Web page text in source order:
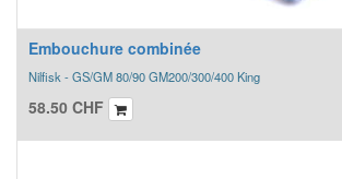
Embouchure combinée
Nilfisk - GS/GM 80/90 GM200/300/400 King
58.50 CHF